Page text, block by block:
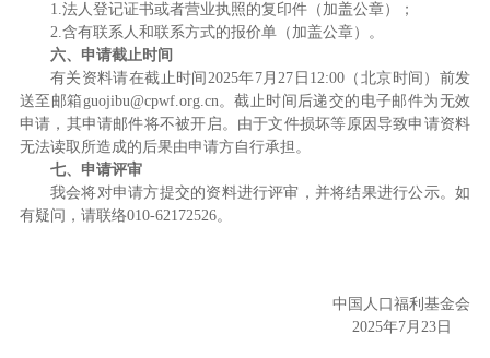
1.法人登记证书或者营业执照的复印件（加盖公章）；
2.含有联系人和联系方式的报价单（加盖公章）。
六、申请截止时间
有关资料请在截止时间2025年7月27日12:00（北京时间）前发
送至邮箱guojibu@cpwf.org.cn。截止时间后递交的电子邮件为无效
申请，其申请邮件将不被开启。由于文件损坏等原因导致申请资料
无法读取所造成的后果由申请方自行承担。
七、申请评审
我会将对申请方提交的资料进行评审，并将结果进行公示。如
有疑问，请联络010-62172526。
中国人口福利基金会
2025年7月23日